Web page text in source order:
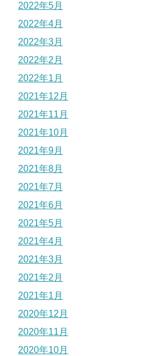
2022年5月
2022年4月
2022年3月
2022年2月
2022年1月
2021年12月
2021年11月
2021年10月
2021年9月
2021年8月
2021年7月
2021年6月
2021年5月
2021年4月
2021年3月
2021年2月
2021年1月
2020年12月
2020年11月
2020年10月